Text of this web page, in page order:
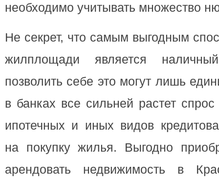
необходимо учитывать множество
Не секрет, что самым выгодным
жилплощади является
позволить себе это могут лишь
в банках все сильней растет
ипотечных и иных видов
на покупку жилья. Выгодно
арендовать недвижимость в